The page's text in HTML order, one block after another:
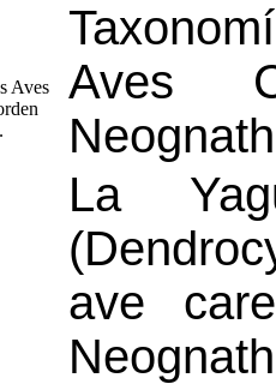
Aves
La
ave